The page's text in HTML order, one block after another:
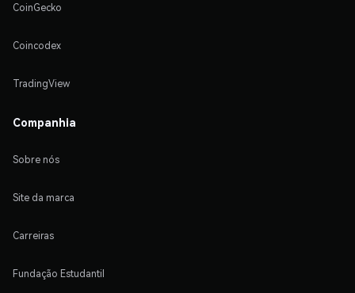
CoinGecko
Coincodex
TradingView
Companhia
Sobre nós
Site da marca
Carreiras
Fundação Estudantil